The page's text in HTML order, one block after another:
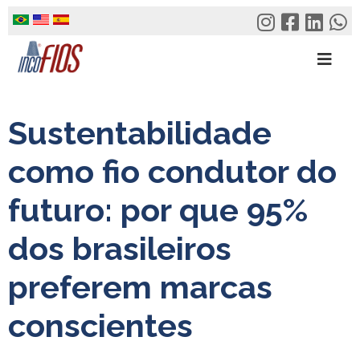
content
Sustentabilidade
como fio condutor do
futuro: por que 95%
dos brasileiros
preferem marcas
conscientes